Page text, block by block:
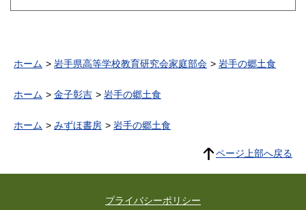
ホーム 岩手県高等学校教育研究会家庭部会 岩手の郷土食
ホーム 金子彰吉 岩手の郷土食
ホーム みずほ書房 岩手の郷土食
ページ上部へ戻る
プライバシーポリシー